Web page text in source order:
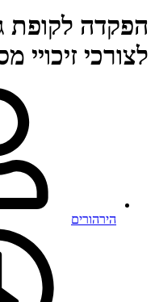
הפקדה
לצורכי זיכויי
הירהורים